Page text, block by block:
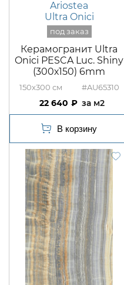
Ariostea
Ultra Onici
Керамогранит Ultra
Onici PESCA Luc. Shiny
(300х150) 6mm
150x300 #AU65310
22 640 м2